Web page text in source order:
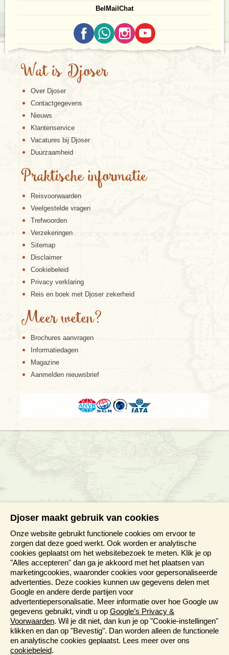
BelMailChat
Wat is Djoser
Over Djoser
Contactgegevens
Nieuws
Klantenservice
Vacatures bij Djoser
Duurzaamheid
Praktische informatie
Reisvoorwaarden
Veelgestelde vragen
Trefwoorden
Verzekeringen
Sitemap
Disclaimer
Cookiebeleid
Privacy verklaring
Reis en boek met Djoser zekerheid
Meer weten?
Brochures aanvragen
Informatiedagen
Magazine
Aanmelden nieuwsbrief
Djoser maakt gebruik van cookies
Onze website gebruikt functionele cookies om ervoor te
zorgen dat deze goed werkt. Ook worden er analytische
cookies geplaatst om het websitebezoek te meten. Klik je op
"Alles accepteren" dan ga je akkoord met het plaatsen van
marketingcookies, waaronder cookies voor gepersonaliseerde
advertenties. Deze cookies kunnen uw gegevens delen met
Google en andere derde partijen voor
advertentiepersonalisatie. Meer informatie over hoe Google uw
gegevens gebruikt, vindt u op Google’s Privacy &
Voorwaarden. Wil je dit niet, dan kun je op "Cookie-instellingen"
klikken en dan op "Bevestig". Dan worden alleen de functionele
en analytische cookies geplaatst. Lees meer over ons
cookiebeleid.